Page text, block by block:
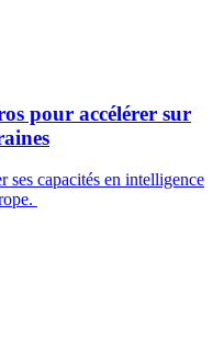
pour accélérer sur
ses capacités en intelligence